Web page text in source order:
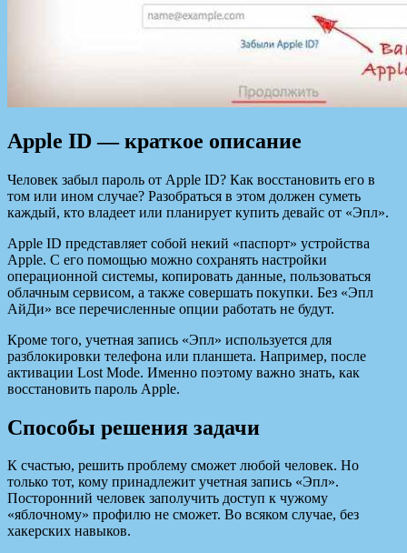
Apple ID — краткое описание
Человек забыл пароль от Apple ID? Как восстановить его в
том или ином случае? Разобраться в этом должен суметь
каждый, кто владеет или планирует купить девайс от «Эпл».
Apple ID представляет собой некий «паспорт» устройства
Apple. С его помощью можно сохранять настройки
операционной системы, копировать данные, пользоваться
облачным сервисом, а также совершать покупки. Без «Эпл
АйДи» все перечисленные опции работать не будут.
Кроме того, учетная запись «Эпл» используется для
разблокировки телефона или планшета. Например, после
активации Lost Mode. Именно поэтому важно знать, как
восстановить пароль Apple.
Способы решения задачи
К счастью, решить проблему сможет любой человек. Но
только тот, кому принадлежит учетная запись «Эпл».
Посторонний человек заполучить доступ к чужому
«яблочному» профилю не сможет. Во всяком случае, без
хакерских навыков.